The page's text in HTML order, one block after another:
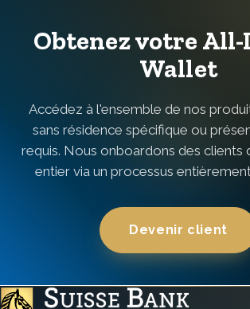
Obtenez votre
Wallet
Accédez à l'ensemble de nos
sans résidence spécifique ou
requis. Nous onboardons des clients
entier via un processus
Devenir client